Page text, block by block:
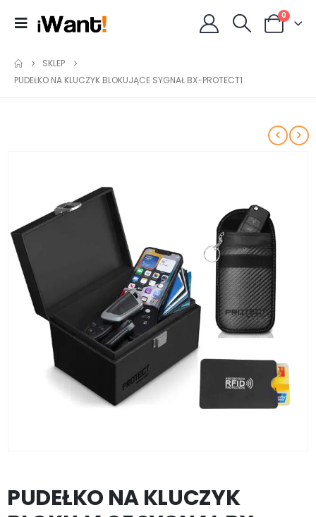
0
SKLEP
PUDEŁKO NA KLUCZYK BLOKUJĄCE SYGNAŁ BX-PROTECT1
PUDEŁKO NA KLUCZYK